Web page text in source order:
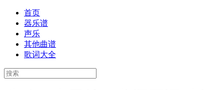
首页
器乐谱
声乐
其他曲谱
歌词大全